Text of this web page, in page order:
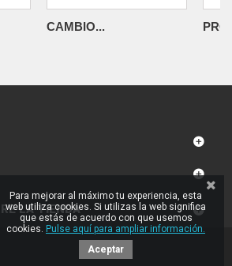
CAMBIO...
LA TIENDA
Para mejorar al máximo tu experiencia, esta
web utiliza cookies. Si utilizas la web significa
que estás de acuerdo con que usemos
cookies. Pulse aquí para ampliar información.
Aceptar